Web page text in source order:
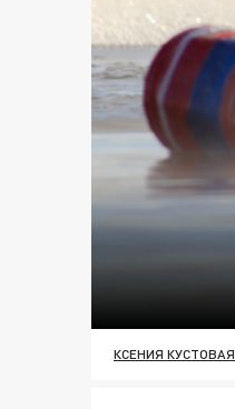
КСЕНИЯ КУСТОВАЯ